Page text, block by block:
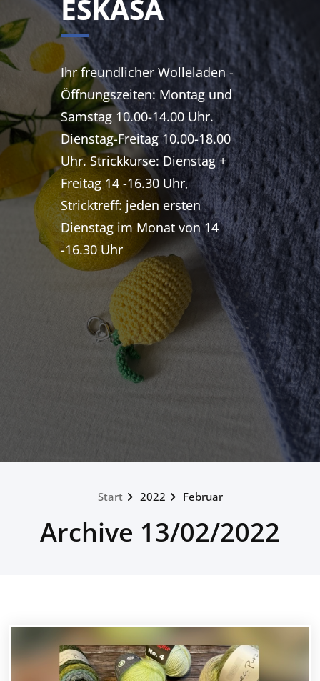
ESKASA
Ihr freundlicher Wolleladen -
Öffnungszeiten: Montag und
Samstag 10.00-14.00 Uhr.
Dienstag-Freitag 10.00-18.00
Uhr. Strickkurse: Dienstag +
Freitag 14 -16.30 Uhr,
Stricktreff: jeden ersten
Dienstag im Monat von 14
-16.30 Uhr
Start 2022 Februar
Archive 13/02/2022